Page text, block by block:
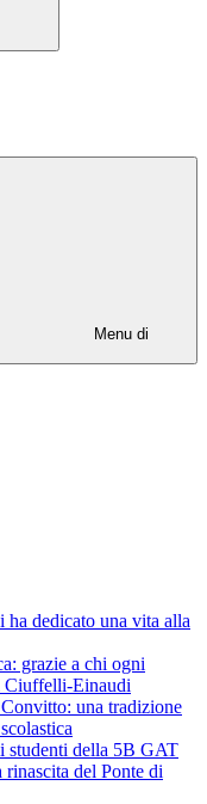
Menu di
ha dedicato una vita alla
grazie a chi ogni
Ciuffelli-Einaudi
una tradizione
studenti della 5B GAT
rinascita del Ponte di